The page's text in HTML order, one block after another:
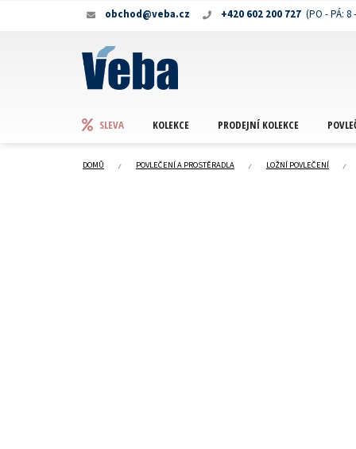
+420 602 200 727
obchod@veba.cz
SLEVA KOLEKCE PRODEJNÍ KOLEKCE
DOMŮ POVLEČENÍ A PROSTĚRADLA LOŽNÍ POVLEČENÍ